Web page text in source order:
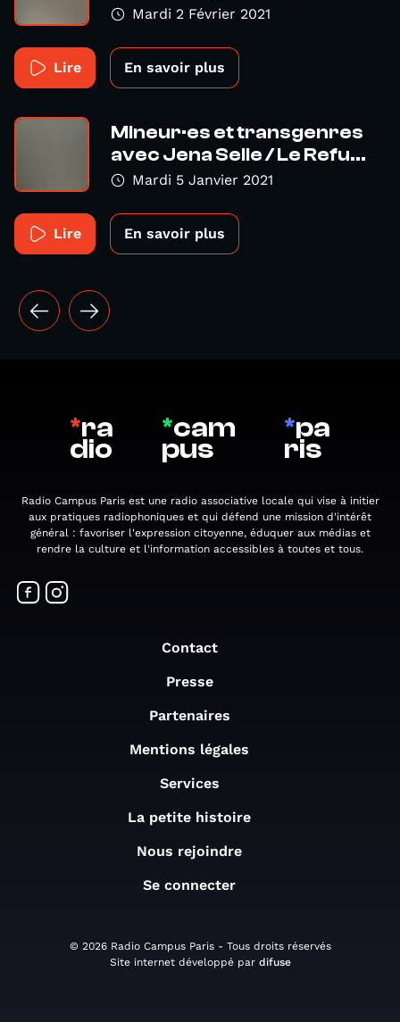
Mardi 2 Février 2021
Lire En savoir plus
Mineur·es et transgenres
avec Jena Selle / Le Refu...
Mardi 5 Janvier 2021
Lire En savoir plus
*ra
dio
*cam
pus
*pa
ris
Radio Campus Paris est une radio associative locale qui vise à initier
aux pratiques radiophoniques et qui défend une mission d'intérêt
général : favoriser l'expression citoyenne, éduquer aux médias et
rendre la culture et l'information accessibles à toutes et tous.
Contact
Presse
Partenaires
Mentions légales
Services
La petite histoire
Nous rejoindre
Se connecter
© 2026 Radio Campus Paris - Tous droits réservés
Site internet développé par difuse